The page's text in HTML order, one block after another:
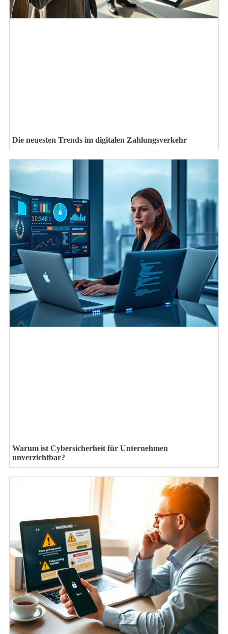
Die neuesten Trends im digitalen Zahlungsverkehr
Warum ist Cybersicherheit für Unternehmen
unverzichtbar?